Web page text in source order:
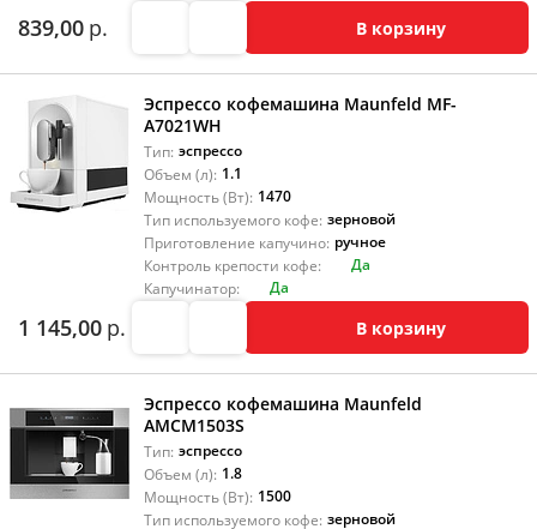
839,00 р. В корзину
Эспрессо кофемашина Maunfeld MF-
A7021WH
Тип: эспрессо
Объем (л): 1.1
Мощность (Вт): 1470
Тип используемого кофе: зерновой
Приготовление капучино: ручное
Контроль крепости кофе:
Да
Капучинатор:
Да
1 145,00 р. В корзину
Эспрессо кофемашина Maunfeld
AMCM1503S
Тип: эспрессо
Объем (л): 1.8
Мощность (Вт): 1500
Тип используемого кофе: зерновой